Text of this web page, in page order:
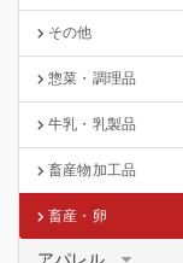
その他
惣菜・調理品
牛乳・乳製品
畜産物加工品
畜産・卵